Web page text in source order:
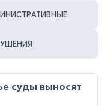
суды выносят